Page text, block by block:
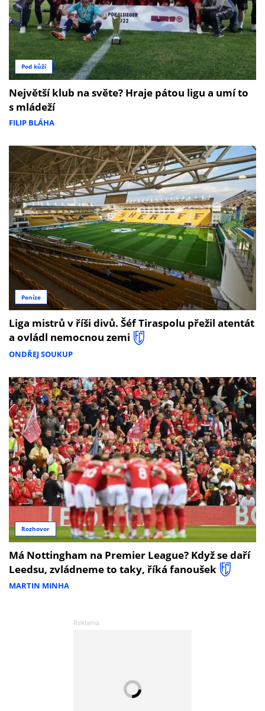
Pod kůží
Největší klub na světe? Hraje pátou ligu a umí to
s mládeží
FILIP BLÁHA
Peníze
Liga mistrů v říši divů. Šéf Tiraspolu přežil atentát
a ovládl nemocnou zemi
ONDŘEJ SOUKUP
Rozhovor
Má Nottingham na Premier League? Když se daří
Leedsu, zvládneme to taky, říká fanoušek
MARTIN MINHA